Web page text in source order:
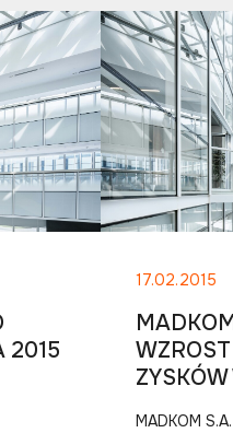
2015
17.02.2015
MADKOM